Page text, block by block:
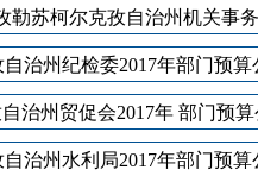
治州纪检委2017年部门预算
治州贸促会2017年 部门预
治州水利局2017年部门预算